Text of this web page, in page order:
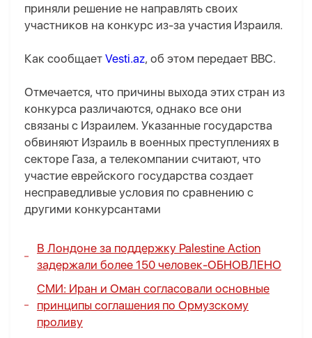
приняли решение не направлять своих
участников на конкурс из-за участия Израиля.
Как сообщает Vesti.az, об этом передает BBC.
Отмечается, что причины выхода этих стран из
конкурса различаются, однако все они
связаны с Израилем. Указанные государства
обвиняют Израиль в военных преступлениях в
секторе Газа, а телекомпании считают, что
участие еврейского государства создает
несправедливые условия по сравнению с
другими конкурсантами
В Лондоне за поддержку Palestine Action
задержали более 150 человек-ОБНОВЛЕНО
СМИ: Иран и Оман согласовали основные
принципы соглашения по Ормузскому
проливу